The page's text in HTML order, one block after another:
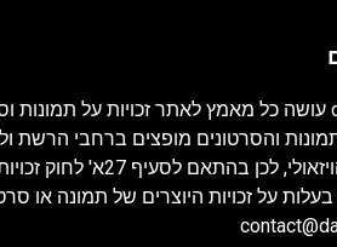
עושה כל מאמץ לאתר זכויות על תמונות
והסרטונים מופצים ברחבי
למקור החומר הויזאולי,
על זכויות היוצרים של תמונה או